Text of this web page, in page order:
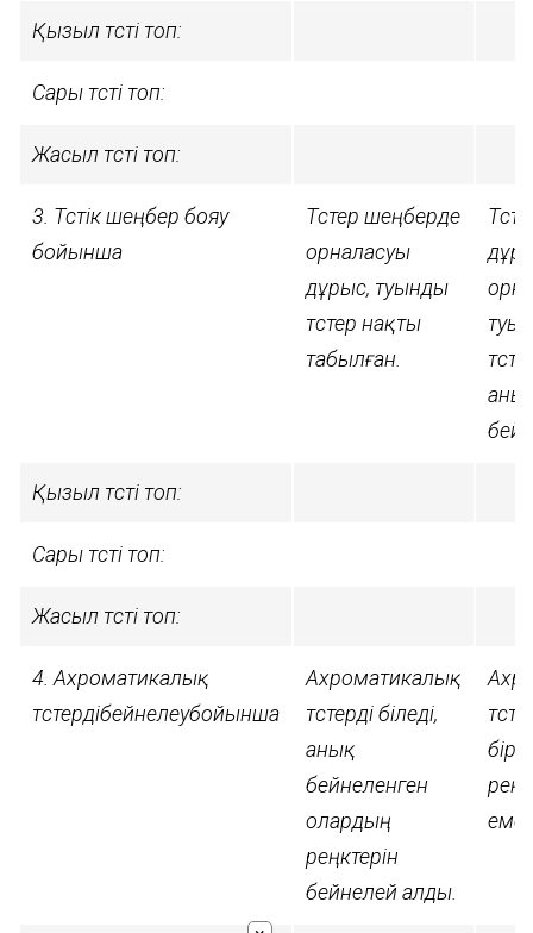
Қызыл түсті топ:
Сары түсті топ:
Жасыл түсті топ:
3. Түстік шеңбер бояу
бойынша
Түстер шеңберде
орналасуы
дұрыс, туынды
түстер нақты
табылған.
Қызыл түсті топ:
Сары түсті топ:
Жасыл түсті топ:
4. Ахроматикалық
түстердібейнелеубойынша
Ахроматикалық
түстерді біледі,
анық
бейнеленген
олардың
реңктерін
бейнелей алды.